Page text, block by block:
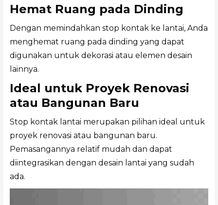
Hemat Ruang pada Dinding
Dengan memindahkan stop kontak ke lantai, Anda
menghemat ruang pada dinding yang dapat
digunakan untuk dekorasi atau elemen desain
lainnya.
Ideal untuk Proyek Renovasi
atau Bangunan Baru
Stop kontak lantai merupakan pilihan ideal untuk
proyek renovasi atau bangunan baru.
Pemasangannya relatif mudah dan dapat
diintegrasikan dengan desain lantai yang sudah
ada.